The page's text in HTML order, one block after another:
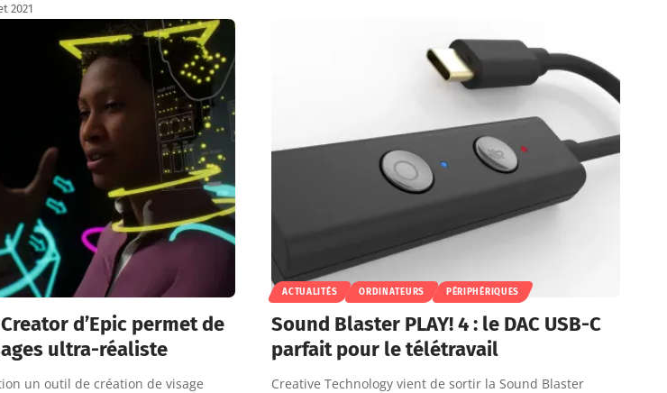
2021
d’Epic permet de
ultra-réaliste
un outil de création de visage
ACTUALITÉS ORDINATEURS PÉRIPHÉRIQUES
Sound Blaster PLAY! 4 : le DAC USB-C
parfait pour le télétravail
Creative Technology vient de sortir la Sound Blaster